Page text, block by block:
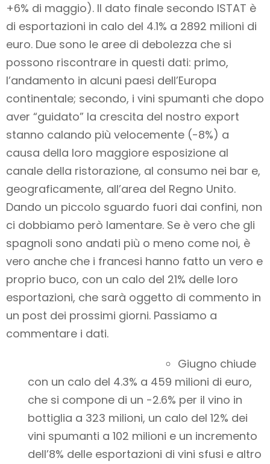
+6% di maggio). Il dato finale secondo ISTAT è
di esportazioni in calo del 4.1% a 2892 milioni di
euro. Due sono le aree di debolezza che si
possono riscontrare in questi dati: primo,
l’andamento in alcuni paesi dell’Europa
continentale; secondo, i vini spumanti che dopo
aver “guidato” la crescita del nostro export
stanno calando più velocemente (-8%) a
causa della loro maggiore esposizione al
canale della ristorazione, al consumo nei bar e,
geograficamente, all’area del Regno Unito.
Dando un piccolo sguardo fuori dai confini, non
ci dobbiamo però lamentare. Se è vero che gli
spagnoli sono andati più o meno come noi, è
vero anche che i francesi hanno fatto un vero e
proprio buco, con un calo del 21% delle loro
esportazioni, che sarà oggetto di commento in
un post dei prossimi giorni. Passiamo a
commentare i dati.
Giugno chiude
con un calo del 4.3% a 459 milioni di euro,
che si compone di un -2.6% per il vino in
bottiglia a 323 milioni, un calo del 12% dei
vini spumanti a 102 milioni e un incremento
dell’8% delle esportazioni di vini sfusi e altro